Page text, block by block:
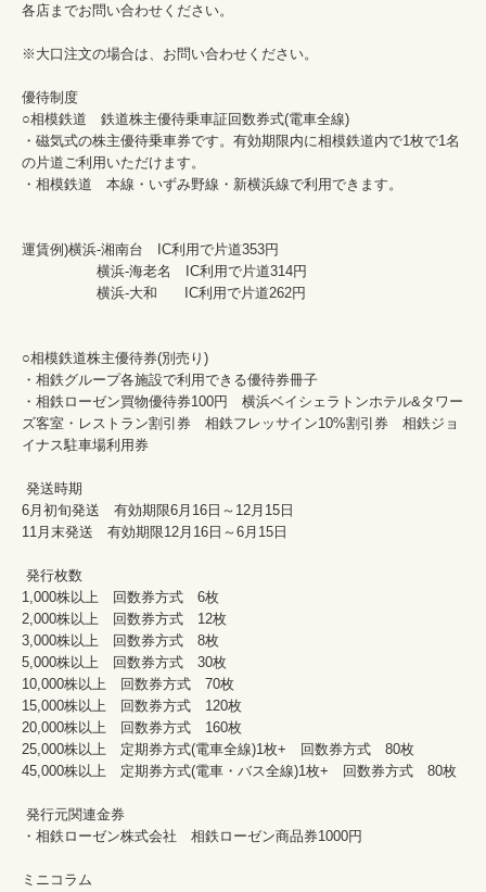
各店までお問い合わせください。
※大口注文の場合は、お問い合わせください。
優待制度
○相模鉄道　鉄道株主優待乗車証回数券式(電車全線)
・磁気式の株主優待乗車券です。有効期限内に相模鉄道内で1枚で1名
の片道ご利用いただけます。
・相模鉄道　本線・いずみ野線・新横浜線で利用できます。
運賃例)横浜-湘南台　IC利用で片道353円
横浜-海老名　IC利用で片道314円
横浜-大和   　IC利用で片道262円
○相模鉄道株主優待券(別売り)
・相鉄グループ各施設で利用できる優待券冊子
・相鉄ローゼン買物優待券100円　横浜ベイシェラトンホテル&タワー
ズ客室・レストラン割引券　相鉄フレッサイン10%割引券　相鉄ジョ
イナス駐車場利用券
6月初旬発送　有効期限6月16日～12月15日
11月末発送　有効期限12月16日～6月15日
1,000株以上　回数券方式　6枚
2,000株以上　回数券方式　12枚
3,000株以上　回数券方式　8枚
5,000株以上　回数券方式　30枚
10,000株以上　回数券方式　70枚
15,000株以上　回数券方式　120枚
20,000株以上　回数券方式　160枚
25,000株以上　定期券方式(電車全線)1枚+　回数券方式　80枚
45,000株以上　定期券方式(電車・バス全線)1枚+　回数券方式　80枚
・相鉄ローゼン株式会社　相鉄ローゼン商品券1000円
ミニコラム